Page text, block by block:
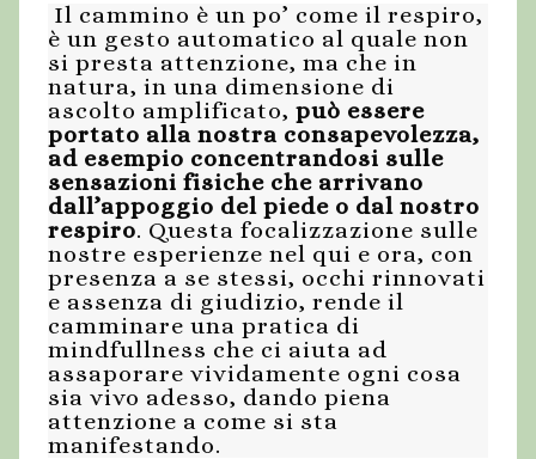
Il cammino è un po’ come il respiro,
è un gesto automatico al quale non
si presta attenzione, ma che in
natura, in una dimensione di
ascolto amplificato, può essere
portato alla nostra consapevolezza,
ad esempio concentrandosi sulle
sensazioni fisiche che arrivano
dall’appoggio del piede o dal nostro
respiro. Questa focalizzazione sulle
nostre esperienze nel qui e ora, con
presenza a se stessi, occhi rinnovati
e assenza di giudizio, rende il
camminare una pratica di
mindfullness che ci aiuta ad
assaporare vividamente ogni cosa
sia vivo adesso, dando piena
attenzione a come si sta
manifestando.